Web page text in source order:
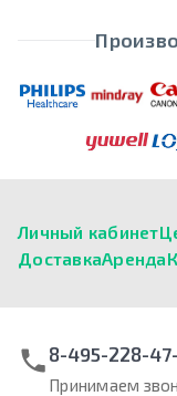
Личный кабинет
ДоставкаАренда
8-495-228-
Принимаем